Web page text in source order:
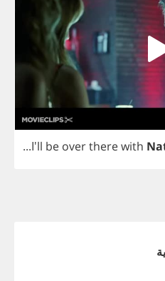
...I'll be overtherewith